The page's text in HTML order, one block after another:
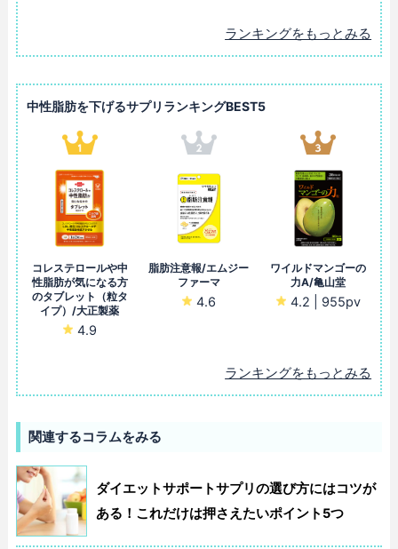
ランキングをもっとみる
中性脂肪を下げるサプリランキングBEST5
コレステロールや中
性脂肪が気になる方
のタブレット（粒タ
イプ）/大正製薬
4.9
脂肪注意報/エムジー
ファーマ
4.6
ワイルドマンゴーの
力A/亀山堂
4.2 | 955pv
ランキングをもっとみる
関連するコラムをみる
ダイエットサポートサプリの選び方にはコツが
ある！これだけは押さえたいポイント5つ